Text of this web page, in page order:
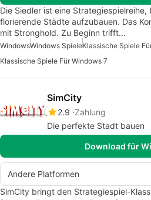
Die Siedler ist eine
florierende Städte aufzubauen. Das
mit Stronghold. Zu Beginn trifft…
WindowsWindows SpieleKlassische Spiele
Klassische Spiele Für Windows 7
SimCity
2.9 Zahlung
Die perfekte Stadt bauen
Download für
Andere Platformen
SimCity bringt den Strategiespiel-